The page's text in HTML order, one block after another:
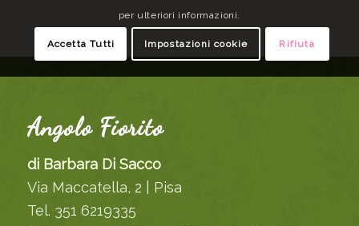
Angolo Fiorito
di Barbara Di Sacco
Via Maccatella, 2 | Pisa
Tel. 351 6219335
per ulteriori informazioni.
Accetta Tutti Impostazioni cookie Rifiuta